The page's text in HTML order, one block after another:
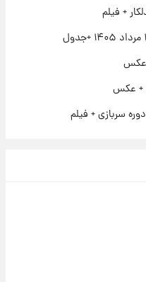
+ فیلم
عکس
+ عکس
سربازی + فیلم